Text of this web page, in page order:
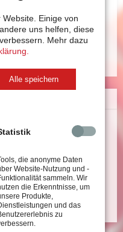
der Zuführkopf der
Referenzfläche des
aus wird immer auf
incl. CAD-Daten und
umfangreiche
Einige von
uns helfen, diese
Mehr dazu
Alle speichern
die anonyme Daten
Website-Nutzung und -
sammeln. Wir
die Erkenntnisse, um
Produkte,
und das
zu